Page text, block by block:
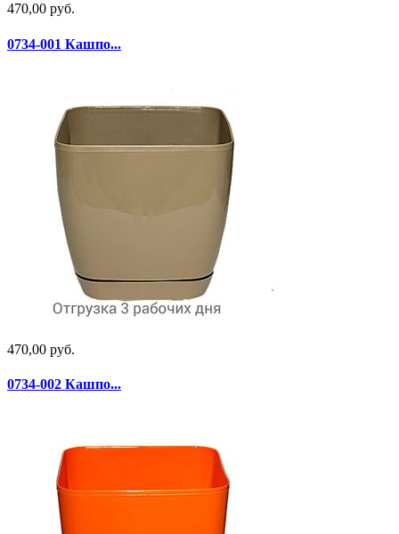
470,00 руб.
0734-001 Кашпо...
470,00 руб.
0734-002 Кашпо...